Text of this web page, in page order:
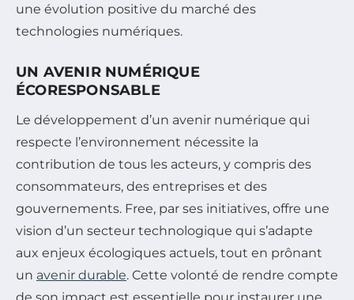
une évolution positive du marché des
technologies numériques.
UN AVENIR NUMÉRIQUE
ÉCORESPONSABLE
Le développement d’un avenir numérique qui
respecte l’environnement nécessite la
contribution de tous les acteurs, y compris des
consommateurs, des entreprises et des
gouvernements. Free, par ses initiatives, offre une
vision d’un secteur technologique qui s’adapte
aux enjeux écologiques actuels, tout en prônant
un avenir durable. Cette volonté de rendre compte